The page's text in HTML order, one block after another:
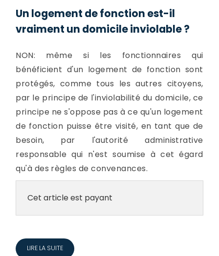
Un logement de fonction est-il
vraiment un domicile inviolable ?
NON: même si les fonctionnaires qui
bénéficient d'un logement de fonction sont
protégés, comme tous les autres citoyens,
par le principe de l'inviolabilité du domicile, ce
principe ne s'oppose pas à ce qu'un logement
de fonction puisse être visité, en tant que de
besoin, par l'autorité administrative
responsable qui n'est soumise à cet égard
qu'à des règles de convenances.
Cet article est payant
LIRE LA SUITE